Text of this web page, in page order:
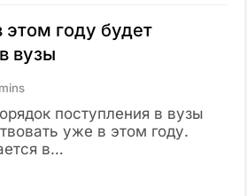
этом году будет
вузы
поступления в вузы
уже в этом году.
в…